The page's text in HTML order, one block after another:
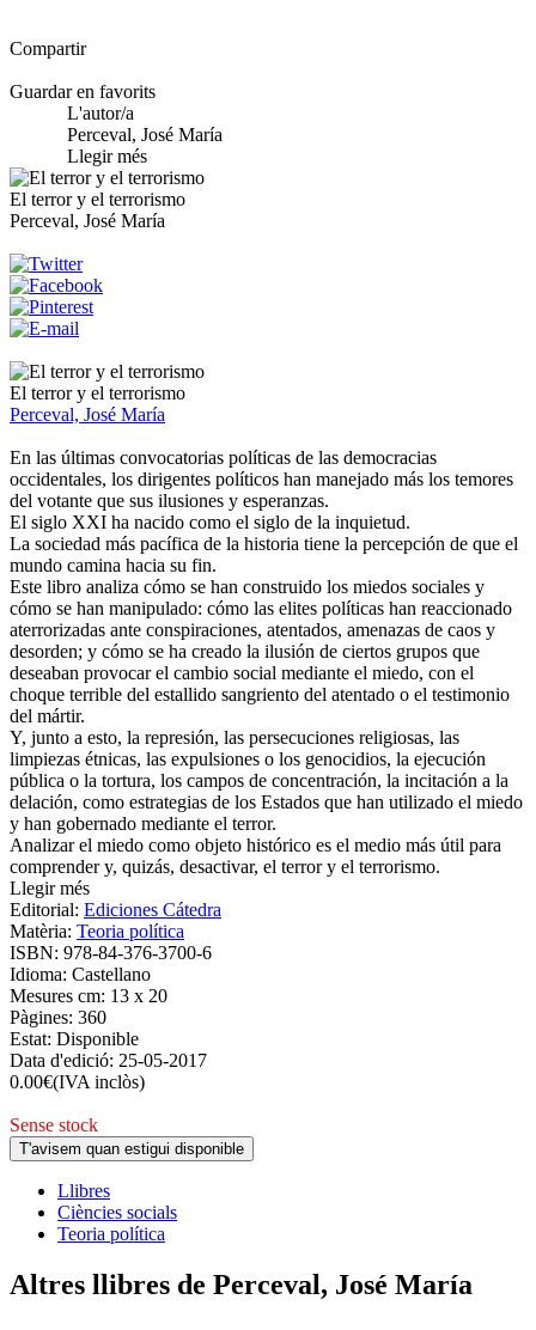
Compartir
Guardar en favorits
L'autor/a
Perceval, José María
Llegir més
El terror y el terrorismo
Perceval, José María
El terror y el terrorismo
Perceval, José María
En las últimas convocatorias políticas de las democracias
occidentales, los dirigentes políticos han manejado más los temores
del votante que sus ilusiones y esperanzas.
El siglo XXI ha nacido como el siglo de la inquietud.
La sociedad más pacífica de la historia tiene la percepción de que el
mundo camina hacia su fin.
Este libro analiza cómo se han construido los miedos sociales y
cómo se han manipulado: cómo las elites políticas han reaccionado
aterrorizadas ante conspiraciones, atentados, amenazas de caos y
desorden; y cómo se ha creado la ilusión de ciertos grupos que
deseaban provocar el cambio social mediante el miedo, con el
choque terrible del estallido sangriento del atentado o el testimonio
del mártir.
Y, junto a esto, la represión, las persecuciones religiosas, las
limpiezas étnicas, las expulsiones o los genocidios, la ejecución
pública o la tortura, los campos de concentración, la incitación a la
delación, como estrategias de los Estados que han utilizado el miedo
y han gobernado mediante el terror.
Analizar el miedo como objeto histórico es el medio más útil para
comprender y, quizás, desactivar, el terror y el terrorismo.
Llegir més
Editorial: Ediciones Cátedra
Matèria: Teoria política
ISBN: 978-84-376-3700-6
Idioma: Castellano
Mesures cm: 13 x 20
Pàgines: 360
Estat: Disponible
Data d'edició: 25-05-2017
0.00€(IVA inclòs)
Sense stock
T'avisem quan estigui disponible
Llibres
Ciències socials
Teoria política
Altres llibres de Perceval, José María